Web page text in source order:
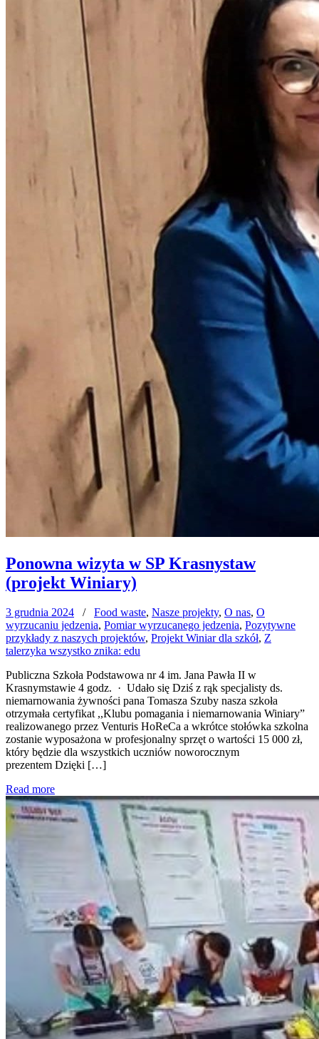
Ponowna wizyta w SP Krasnystaw
(projekt Winiary)
3 grudnia 2024 / Food waste, Nasze projekty, O nas, O
wyrzucaniu jedzenia, Pomiar wyrzucanego jedzenia, Pozytywne
przykłady z naszych projektów, Projekt Winiar dla szkół, Z
talerzyka wszystko znika: edu
Publiczna Szkoła Podstawowa nr 4 im. Jana Pawła II w
Krasnymstawie 4 godz. · Udało się Dziś z rąk specjalisty ds.
niemarnowania żywności pana Tomasza Szuby nasza szkoła
otrzymała certyfikat ,,Klubu pomagania i niemarnowania Winiary”
realizowanego przez Venturis HoReCa a wkrótce stołówka szkolna
zostanie wyposażona w profesjonalny sprzęt o wartości 15 000 zł,
który będzie dla wszystkich uczniów noworocznym
prezentem Dzięki […]
Read more